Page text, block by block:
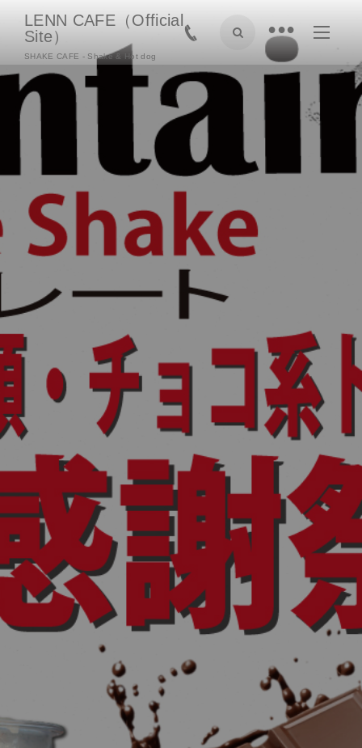
LENN CAFE（Official
Site）
SHAKE CAFE - Shake & Hot dog
•